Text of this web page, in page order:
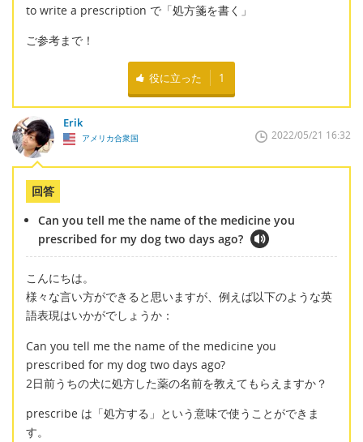
to write a prescription で「処方箋を書く」
ご参考まで！
役に立った 1
Erik
アメリカ合衆国 2022/05/21 16:32
回答
Can you tell me the name of the medicine you
prescribed for my dog two days ago?
こんにちは。
様々な言い方ができると思いますが、例えば以下のような英
語表現はいかがでしょうか：
Can you tell me the name of the medicine you
prescribed for my dog two days ago?
2日前うちの犬に処方した薬の名前を教えてもらえますか？
prescribe は「処方する」という意味で使うことができま
す。